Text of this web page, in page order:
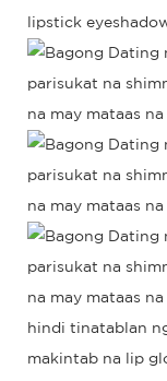
lipstick
hindi tinatablan
makintab na lip